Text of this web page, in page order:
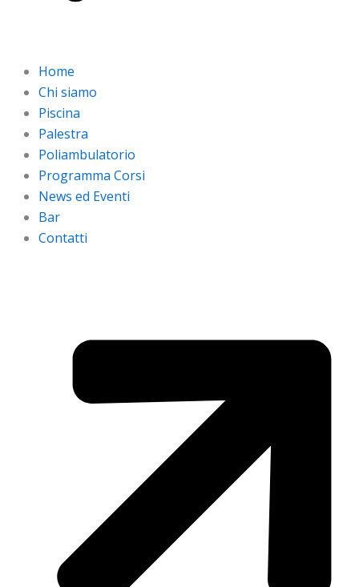
Home
Chi siamo
Piscina
Palestra
Poliambulatorio
Programma Corsi
News ed Eventi
Bar
Contatti